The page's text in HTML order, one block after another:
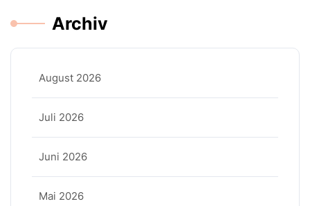
Archiv
August 2026
Juli 2026
Juni 2026
Mai 2026